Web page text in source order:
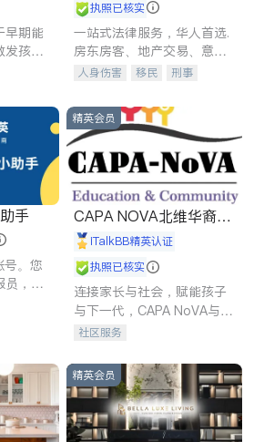
早期能
发孩子
念：
的基
执照已核实
一站式法律服务，华人首选.
房东房客、地产交易、意外
伤害、车祸重伤、商业诉
建筑合同、刑事案件全包办
人身伤害 移民
刑事
信托/遗嘱
商业
索赔
律师-其它 保释
手
。您
员，精
精英会员
CAPA NOVA北维华裔家
长会iTalkBB精英认证
执照已核实
连接家长与社会，赋能孩子
与下一代，CAPA NoVA与您
携手建设包容、公平、充满
社区服务
精英会员